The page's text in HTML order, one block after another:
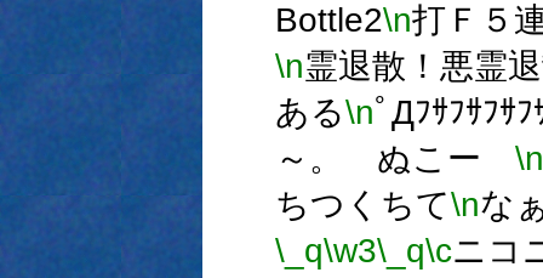
Bottle2\n打Ｆ５
\n霊退散！悪霊
ある\nﾟДﾌｻﾌｻﾌｻﾌ
～。 ぬこー \n
ちつくちて\nな
\_q\w3\_q\cニコ